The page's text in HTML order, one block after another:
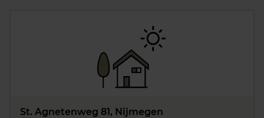
St. Agnetenweg 81, Nijmegen